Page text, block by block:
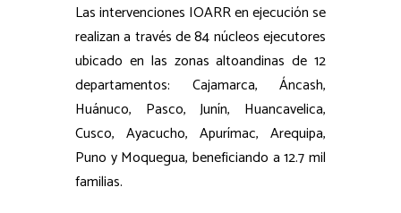
Las intervenciones IOARR en ejecución se
realizan a través de 84 núcleos ejecutores
ubicado en las zonas altoandinas de 12
departamentos: Cajamarca, Áncash,
Huánuco, Pasco, Junín, Huancavelica,
Cusco, Ayacucho, Apurímac, Arequipa,
Puno y Moquegua, beneficiando a 12.7 mil
familias.